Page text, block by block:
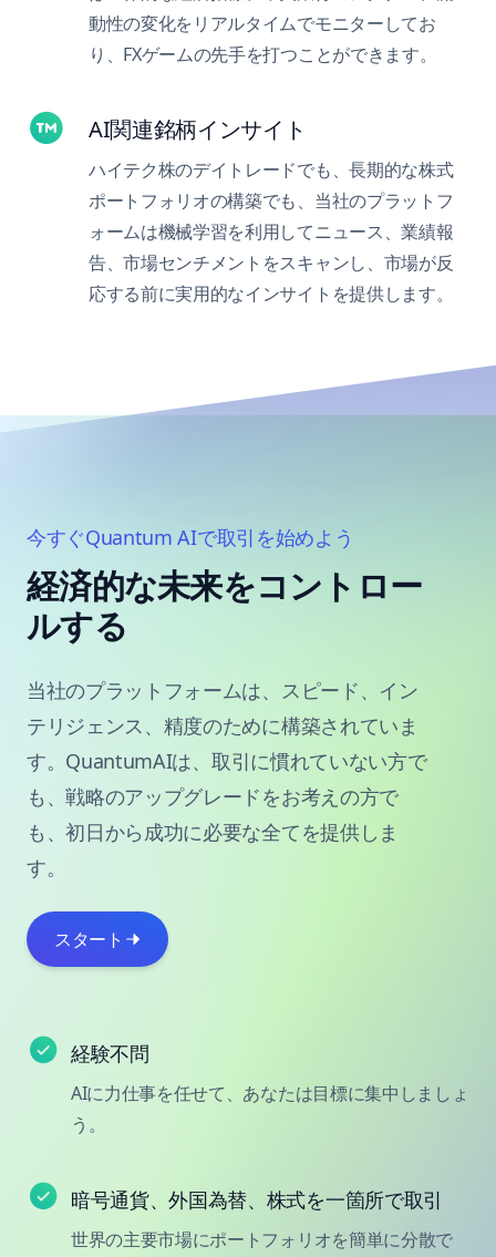
動性の変化をリアルタイムでモニターしてお
り、FXゲームの先手を打つことができます。
AI関連銘柄インサイト
ハイテク株のデイトレードでも、長期的な株式
ポートフォリオの構築でも、当社のプラットフ
ォームは機械学習を利用してニュース、業績報
告、市場センチメントをスキャンし、市場が反
応する前に実用的なインサイトを提供します。
今すぐQuantum AIで取引を始めよう
経済的な未来をコントロー
ルする
当社のプラットフォームは、スピード、イン
テリジェンス、精度のために構築されていま
す。QuantumAIは、取引に慣れていない方で
も、戦略のアップグレードをお考えの方で
も、初日から成功に必要な全てを提供しま
す。
スタート
経験不問
AIに力仕事を任せて、あなたは目標に集中しましょ
う。
暗号通貨、外国為替、株式を一箇所で取引
世界の主要市場にポートフォリオを簡単に分散で